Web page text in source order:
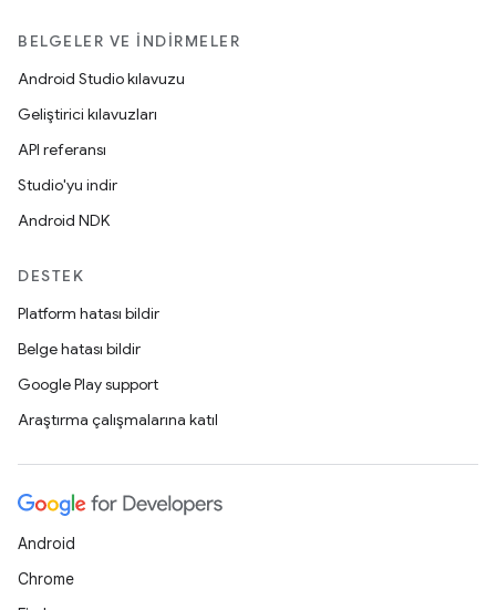
BELGELER VE İNDIRMELER
Android Studio kılavuzu
Geliştirici kılavuzları
API referansı
Studio'yu indir
Android NDK
DESTEK
Platform hatası bildir
Belge hatası bildir
Google Play support
Araştırma çalışmalarına katıl
Android
Chrome